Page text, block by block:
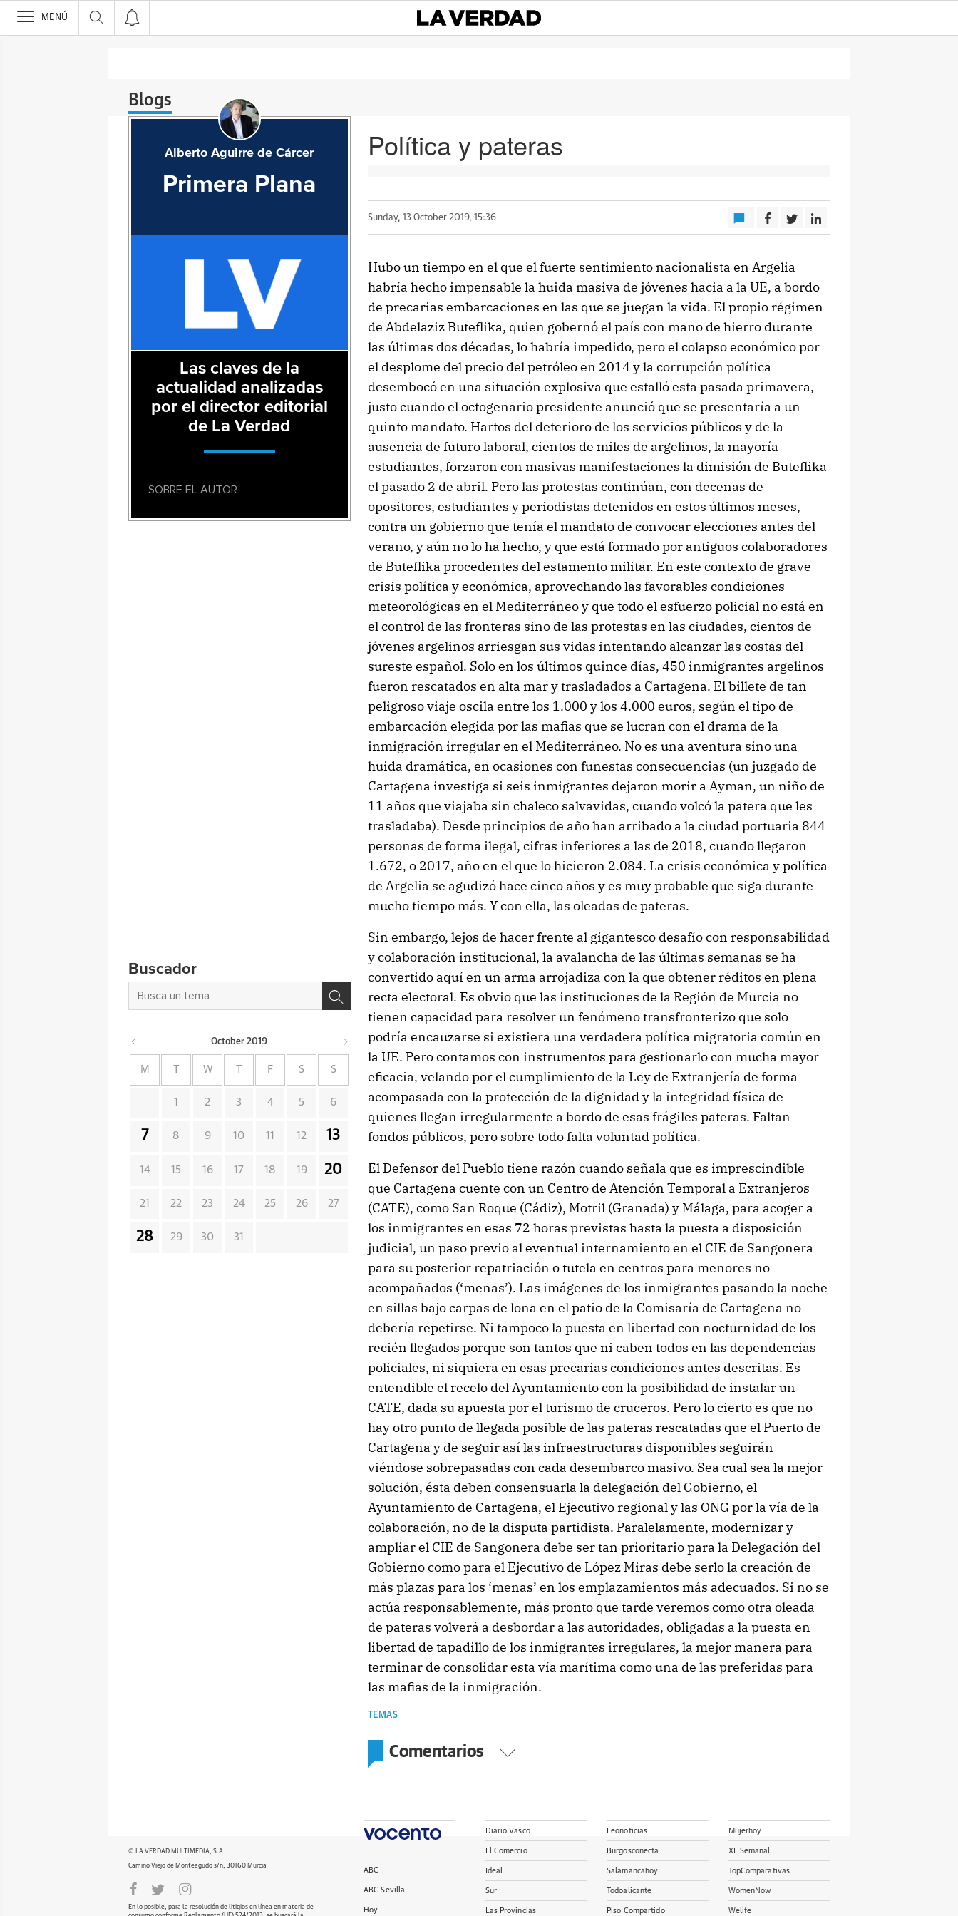
>
MENÚ
Blogs
Política y pateras
Sunday, 13 October 2019, 15:36
Hubo un tiempo en el que el fuerte sentimiento nacionalista en Argelia
habría hecho impensable la huida masiva de jóvenes hacia a la UE, a bordo
de precarias embarcaciones en las que se juegan la vida. El propio régimen
de Abdelaziz Buteflika, quien gobernó el país con mano de hierro durante
las últimas dos décadas, lo habría impedido, pero el colapso económico por
el desplome del precio del petróleo en 2014 y la corrupción política
desembocó en una situación explosiva que estalló esta pasada primavera,
justo cuando el octogenario presidente anunció que se presentaría a un
quinto mandato. Hartos del deterioro de los servicios públicos y de la
ausencia de futuro laboral, cientos de miles de argelinos, la mayoría
estudiantes, forzaron con masivas manifestaciones la dimisión de Buteflika
el pasado 2 de abril. Pero las protestas continúan, con decenas de
opositores, estudiantes y periodistas detenidos en estos últimos meses,
contra un gobierno que tenía el mandato de convocar elecciones antes del
verano, y aún no lo ha hecho, y que está formado por antiguos colaboradores
de Buteflika procedentes del estamento militar. En este contexto de grave
crisis política y económica, aprovechando las favorables condiciones
meteorológicas en el Mediterráneo y que todo el esfuerzo policial no está en
el control de las fronteras sino de las protestas en las ciudades, cientos de
jóvenes argelinos arriesgan sus vidas intentando alcanzar las costas del
sureste español. Solo en los últimos quince días, 450 inmigrantes argelinos
fueron rescatados en alta mar y trasladados a Cartagena. El billete de tan
peligroso viaje oscila entre los 1.000 y los 4.000 euros, según el tipo de
embarcación elegida por las mafias que se lucran con el drama de la
inmigración irregular en el Mediterráneo. No es una aventura sino una
huida dramática, en ocasiones con funestas consecuencias (un juzgado de
Cartagena investiga si seis inmigrantes dejaron morir a Ayman, un niño de
11 años que viajaba sin chaleco salvavidas, cuando volcó la patera que les
trasladaba). Desde principios de año han arribado a la ciudad portuaria 844
personas de forma ilegal, cifras inferiores a las de 2018, cuando llegaron
1.672, o 2017, año en el que lo hicieron 2.084. La crisis económica y política
de Argelia se agudizó hace cinco años y es muy probable que siga durante
mucho tiempo más. Y con ella, las oleadas de pateras.
Sin embargo, lejos de hacer frente al gigantesco desafío con responsabilidad
y colaboración institucional, la avalancha de las últimas semanas se ha
convertido aquí en un arma arrojadiza con la que obtener réditos en plena
recta electoral. Es obvio que las instituciones de la Región de Murcia no
tienen capacidad para resolver un fenómeno transfronterizo que solo
podría encauzarse si existiera una verdadera política migratoria común en
la UE. Pero contamos con instrumentos para gestionarlo con mucha mayor
eficacia, velando por el cumplimiento de la Ley de Extranjería de forma
acompasada con la protección de la dignidad y la integridad física de
quienes llegan irregularmente a bordo de esas frágiles pateras. Faltan
fondos públicos, pero sobre todo falta voluntad política.
El Defensor del Pueblo tiene razón cuando señala que es imprescindible
que Cartagena cuente con un Centro de Atención Temporal a Extranjeros
(CATE), como San Roque (Cádiz), Motril (Granada) y Málaga, para acoger a
los inmigrantes en esas 72 horas previstas hasta la puesta a disposición
judicial, un paso previo al eventual internamiento en el CIE de Sangonera
para su posterior repatriación o tutela en centros para menores no
acompañados (‘menas’). Las imágenes de los inmigrantes pasando la noche
en sillas bajo carpas de lona en el patio de la Comisaría de Cartagena no
debería repetirse. Ni tampoco la puesta en libertad con nocturnidad de los
recién llegados porque son tantos que ni caben todos en las dependencias
policiales, ni siquiera en esas precarias condiciones antes descritas. Es
entendible el recelo del Ayuntamiento con la posibilidad de instalar un
CATE, dada su apuesta por el turismo de cruceros. Pero lo cierto es que no
hay otro punto de llegada posible de las pateras rescatadas que el Puerto de
Cartagena y de seguir así las infraestructuras disponibles seguirán
viéndose sobrepasadas con cada desembarco masivo. Sea cual sea la mejor
solución, ésta deben consensuarla la delegación del Gobierno, el
Ayuntamiento de Cartagena, el Ejecutivo regional y las ONG por la vía de la
colaboración, no de la disputa partidista. Paralelamente, modernizar y
ampliar el CIE de Sangonera debe ser tan prioritario para la Delegación del
Gobierno como para el Ejecutivo de López Miras debe serlo la creación de
más plazas para los ‘menas’ en los emplazamientos más adecuados. Si no se
actúa responsablemente, más pronto que tarde veremos como otra oleada
de pateras volverá a desbordar a las autoridades, obligadas a la puesta en
libertad de tapadillo de los inmigrantes irregulares, la mejor manera para
terminar de consolidar esta vía marítima como una de las preferidas para
las mafias de la inmigración.
TEMAS
Comentarios
Alberto Aguirre de Cárcer
Primera Plana
Las claves de la
actualidad analizadas
por el director editorial
de La Verdad
SOBRE EL AUTOR
Buscador
October 2019
M W F S S
1 2 3 4 5 6
7 8 9 10 11 12 13
14 15 16 17 18 19 20
21 22 23 24 25 26 27
28 29 30 31
© LA VERDAD MULTIMEDIA, S.A.
Camino Viejo de Monteagudo s/n, 30160 Murcia
En lo posible, para la resolución de litigios en línea en materia de
ABC
ABC Sevilla
Hoy
Diario Vasco
El Comercio
Ideal
Sur
Las Provincias
Leonoticias
Burgosconecta
Salamancahoy
Todoalicante
Piso Compartido
Mujerhoy
XL Semanal
TopComparativas
WomenNow
Welife